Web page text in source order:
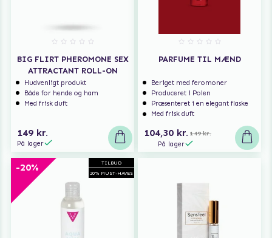
BIG FLIRT PHEROMONE SEX
ATTRACTANT ROLL-ON
Hudvenligt produkt
Både for hende og ham
Med frisk duft
149 kr.
På lager
PARFUME TIL MÆND
Beriget med feromoner
Produceret i Polen
Præsenteret i en elegant flaske
Med frisk duft
104,30 kr. 149 kr.
På lager
TILBUD
20% MUST-HAVES
-20%